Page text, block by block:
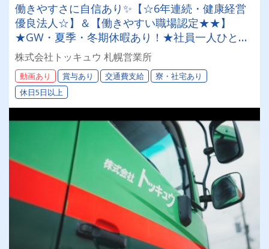
働きやすさに自信あり✨【☆6年連続・健康経営
優良法人☆】＆【働きやすい職場認定★★】
★GW・夏季・冬期休暇あり！★社員一人ひとり
を大切にする昭和34年設立の安定企業！＜未経験
者も大歓迎！4tドライバー＞
株式会社トッキュウ 札幌営業所
動画あり 賞与あり 交通費支給
寮・社宅あり
休日5日以上